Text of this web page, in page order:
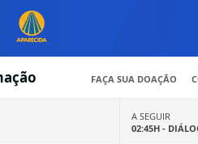
FAÇA SUA DOAÇÃO
A SEGUIR
02:45H -